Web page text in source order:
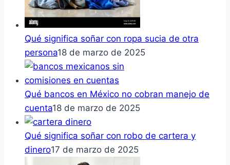
Qué significa soñar con ropa sucia de otra
persona18 de marzo de 2025
Qué bancos en México no cobran manejo de
cuenta18 de marzo de 2025
Qué significa soñar con robo de cartera y
dinero17 de marzo de 2025